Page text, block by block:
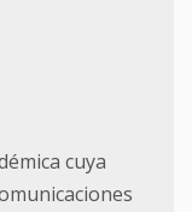
cuya